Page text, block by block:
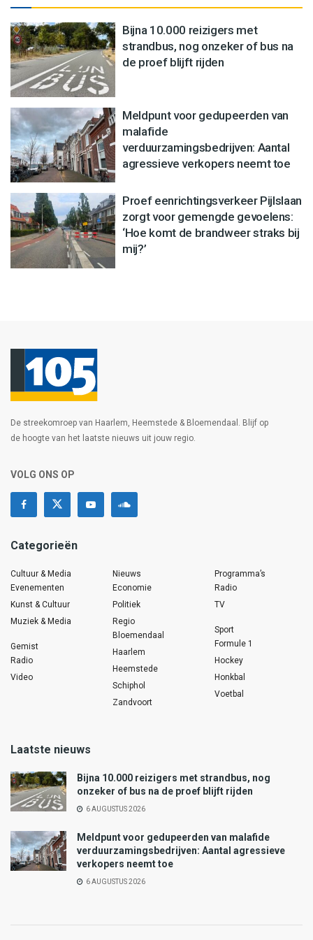
Bijna 10.000 reizigers met
strandbus, nog onzeker of bus na
de proef blijft rijden
Meldpunt voor gedupeerden van
malafide
verduurzamingsbedrijven: Aantal
agressieve verkopers neemt toe
Proef eenrichtingsverkeer Pijlslaan
zorgt voor gemengde gevoelens:
‘Hoe komt de brandweer straks bij
mij?’
De streekomroep van Haarlem, Heemstede & Bloemendaal. Blijf op
de hoogte van het laatste nieuws uit jouw regio.
VOLG ONS OP
Categorieën
Cultuur & Media
Evenementen
Kunst & Cultuur
Muziek & Media
Gemist
Radio
Video
Nieuws
Economie
Politiek
Regio
Bloemendaal
Haarlem
Heemstede
Schiphol
Zandvoort
Programma’s
Radio
TV
Sport
Formule 1
Hockey
Honkbal
Voetbal
Laatste nieuws
Bijna 10.000 reizigers met strandbus, nog
onzeker of bus na de proef blijft rijden
6 AUGUSTUS 2026
Meldpunt voor gedupeerden van malafide
verduurzamingsbedrijven: Aantal agressieve
verkopers neemt toe
6 AUGUSTUS 2026